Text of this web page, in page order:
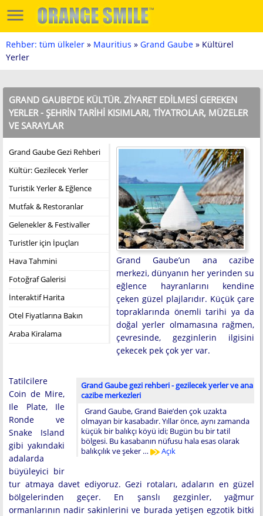
Rehber: tüm ülkeler » Mauritius » Grand Gaube » Kültürel
Yerler
GRAND GAUBE’DE KÜLTÜR. ZIYARET EDILMESI GEREKEN
YERLER - ŞEHRIN TARIHI KISIMLARI, TIYATROLAR, MÜZELER
VE SARAYLAR
Grand Gaube Gezi Rehberi
Kültür: Gezilecek Yerler
Turistik Yerler & Eğlence
Mutfak & Restoranlar
Gelenekler & Festivaller
Turistler için İpuçları
Hava Tahmini
Fotoğraf Galerisi
İnteraktif Harita
Otel Fiyatlarına Bakın
Araba Kiralama
Grand Gaube’un ana cazibe
merkezi, dünyanın her yerinden su
eğlence hayranlarını kendine
çeken güzel plajlarıdır. Küçük çare
topraklarında önemli tarihi ya da
doğal yerler olmamasına rağmen,
çevresinde, gezginlerin ilgisini
çekecek pek çok yer var.
Grand Gaube gezi rehberi - gezilecek yerler ve ana
cazibe merkezleri
Grand Gaube, Grand Baie’den çok uzakta
olmayan bir kasabadır. Yıllar önce, aynı zamanda
küçük bir balıkçı köyü idi; Bugün bu bir tatil
bölgesi. Bu kasabanın nüfusu hala esas olarak
balıkçılık ve şeker …
Açık
Tatilcilere
Coin de Mire,
Ile Plate, Ile
Ronde ve
Snake Island
gibi yakındaki
adalarda
büyüleyici bir
tur atmaya davet ediyoruz. Gezi rotaları, adaların en güzel
bölgelerinden geçer. En şanslı gezginler, yağmur
ormanlarının nadir sakinlerini ve burada yetişen egzotik bitki